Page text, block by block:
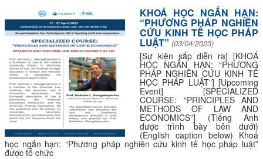
KHOÁ HỌC NGẮN HẠN:
“PHƯƠNG PHÁP NGHIÊN
CỨU KINH TẾ HỌC PHÁP
LUẬT” (03/04/2023)
[Sự kiện sắp diễn ra] [KHOÁ
HỌC NGẮN HẠN: “PHƯƠNG
PHÁP NGHIÊN CỨU KINH TẾ
HỌC PHÁP LUẬT”] [Upcoming
Event] [SPECIALIZED
COURSE: “PRINCIPLES AND
METHODS OF LAW AND
ECONOMICS”] (Tiếng Anh
được trình bày bên dưới)
(English caption below) Khoá
học ngắn hạn: “Phương pháp nghiên cứu kinh tế học pháp luật”
được tổ chức